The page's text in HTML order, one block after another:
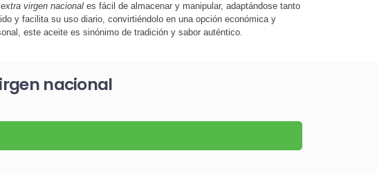
virgen nacionales fácil de almacenar y manipular, adaptándose tanto
y facilita su uso diario, convirtiéndolo en una opción económica y
este aceite es sinónimo de tradición y sabor auténtico.
nacional